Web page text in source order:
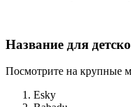
Название для
Посмотрите на крупные
Esky